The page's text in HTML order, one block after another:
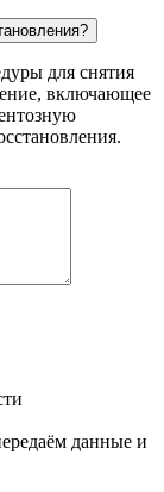
для снятия
включающее
данные и